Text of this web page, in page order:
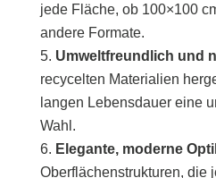
jede Fläche, ob 100×100
andere Formate.
Umweltfreundlich und
recycelten Materialien
langen Lebensdauer eine
Wahl.
Elegante, moderne
Oberflächenstrukturen, die